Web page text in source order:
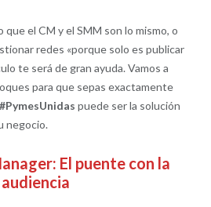
que el CM y el SMM son lo mismo, o
redes «porque solo es publicar
te será de gran ayuda. Vamos a
para que sepas exactamente
#PymesUnidas puede ser la solución
negocio.
El puente con la
audiencia